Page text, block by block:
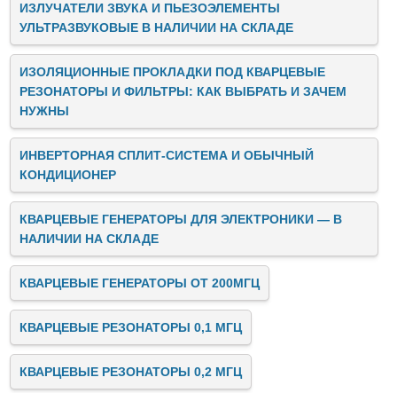
ИЗЛУЧАТЕЛИ ЗВУКА И ПЬЕЗОЭЛЕМЕНТЫ
УЛЬТРАЗВУКОВЫЕ В НАЛИЧИИ НА СКЛАДЕ
ИЗОЛЯЦИОННЫЕ ПРОКЛАДКИ ПОД КВАРЦЕВЫЕ
РЕЗОНАТОРЫ И ФИЛЬТРЫ: КАК ВЫБРАТЬ И ЗАЧЕМ
НУЖНЫ
ИНВЕРТОРНАЯ СПЛИТ-СИСТЕМА И ОБЫЧНЫЙ
КОНДИЦИОНЕР
КВАРЦЕВЫЕ ГЕНЕРАТОРЫ ДЛЯ ЭЛЕКТРОНИКИ — В
НАЛИЧИИ НА СКЛАДЕ
КВАРЦЕВЫЕ ГЕНЕРАТОРЫ ОТ 200МГЦ
КВАРЦЕВЫЕ РЕЗОНАТОРЫ 0,1 МГЦ
КВАРЦЕВЫЕ РЕЗОНАТОРЫ 0,2 МГЦ